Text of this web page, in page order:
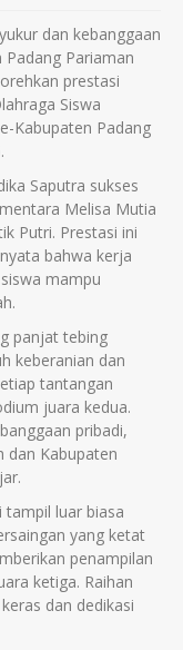
dan kebanggaan
Pariaman
prestasi
Siswa
Kabupaten Padang
Saputra sukses
Melisa Mutia
Putri. Prestasi ini
bahwa kerja
mampu
panjat tebing
keberanian dan
tantangan
juara kedua.
pribadi,
dan Kabupaten
tampil luar biasa
yang ketat
penampilan
ketiga. Raihan
dan dedikasi